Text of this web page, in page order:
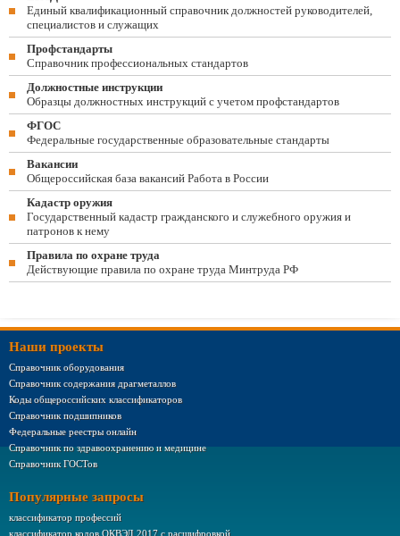
Единый квалификационный справочник должностей руководителей,
специалистов и служащих
Профстандарты
Справочник профессиональных стандартов
Должностные инструкции
Образцы должностных инструкций с учетом профстандартов
ФГОС
Федеральные государственные образовательные стандарты
Вакансии
Общероссийская база вакансий Работа в России
Кадастр оружия
Государственный кадастр гражданского и служебного оружия и
патронов к нему
Правила по охране труда
Действующие правила по охране труда Минтруда РФ
Наши проекты
Справочник оборудования
Справочник содержания драгметаллов
Коды общероссийских классификаторов
Справочник подшипников
Федеральные реестры онлайн
Справочник по здравоохранению и медицине
Справочник ГОСТов
Популярные запросы
классификатор профессий
классификатор кодов ОКВЭД 2017 с расшифровкой